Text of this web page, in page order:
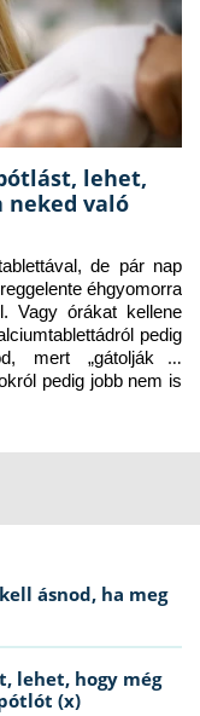
lehet,
neked való
de pár nap
éhgyomorra
Vagy órákat kellene
pedig
mert „gátolják a
pedig jobb nem is
ásnod, ha meg
lehet, hogy még
(x)